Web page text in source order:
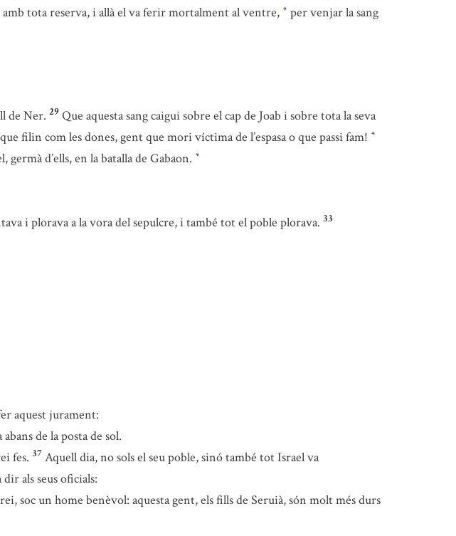
tota reserva, i allà el va ferir mortalment al ventre, * per venjar la sang
de Ner. 29 Que aquesta sang caigui sobre el cap de Joab i sobre tota la seva
filin com les dones, gent que mori víctima de l’espasa o que passi fam! *
d’ells, en la batalla de Gabaon. *
i plorava a la vora del sepulcre, i també tot el poble plorava. 33
aquest jurament:
de la posta de sol.
fes. 37 Aquell dia, no sols el seu poble, sinó també tot Israel va
als seus oficials:
soc un home benèvol: aquesta gent, els fills de Seruià, són molt més durs